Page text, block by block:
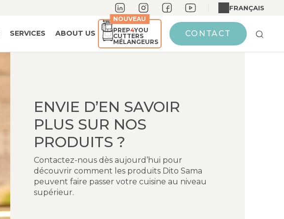
FRANÇAIS
SERVICES ABOUT US PREP4YOU
CUTTERS
MÉLANGEURS
NOUVEAU
CONTACT
ENVIE D’EN SAVOIR
PLUS SUR NOS
PRODUITS ?
Contactez-nous dès aujourd’hui pour
découvrir comment les produits Dito Sama
peuvent faire passer votre cuisine au niveau
supérieur.